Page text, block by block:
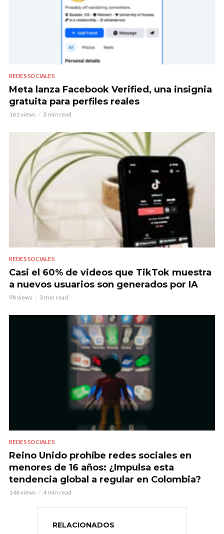
REDES SOCIALES
Meta lanza Facebook Verified, una insignia
gratuita para perfiles reales
161 views 3 min read
REDES SOCIALES
Casi el 60% de videos que TikTok muestra
a nuevos usuarios son generados por IA
98 views 3 min read
REDES SOCIALES
Reino Unido prohíbe redes sociales en
menores de 16 años: ¿Impulsa esta
tendencia global a regular en Colombia?
146 views 4 min read
RELACIONADOS